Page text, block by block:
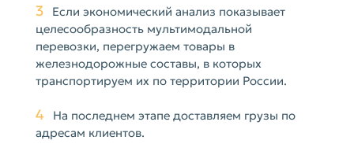
3
Если экономический анализ показывает
целесообразность мультимодальной
перевозки, перегружаем товары в
железнодорожные составы, в которых
транспортируем их по территории России.
4
На последнем этапе доставляем грузы по
адресам клиентов.